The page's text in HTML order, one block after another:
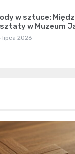
w sztuce:
w Muzeum
lipca 2026